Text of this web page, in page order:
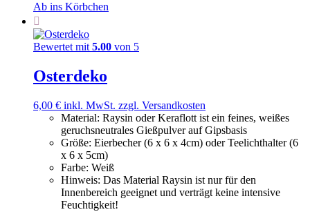
Ab ins Körbchen
Bewertet mit 5.00 von 5
Osterdeko
6,00 € inkl. MwSt. zzgl. Versandkosten
Material: Raysin oder Keraflott ist ein feines, weißes
geruchsneutrales Gießpulver auf Gipsbasis
Größe: Eierbecher (6 x 6 x 4cm) oder Teelichthalter (6
x 6 x 5cm)
Farbe: Weiß
Hinweis: Das Material Raysin ist nur für den
Innenbereich geeignet und verträgt keine intensive
Feuchtigkeit!